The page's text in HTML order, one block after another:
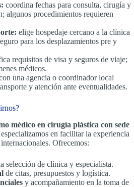
coordina fechas para consulta, cirugía y
algunos procedimientos requieren
elige hospedaje cercano a la clínica
para los desplazamientos pre y
requisitos de visa y seguros de viaje;
médicos.
una agencia o coordinador local
y atención ante eventualidades.
médico en cirugía plástica con sede
en facilitar la experiencia
Ofrecemos:
selección de clínica y especialista.
de citas, presupuestos y logística.
y acompañamiento en la toma de